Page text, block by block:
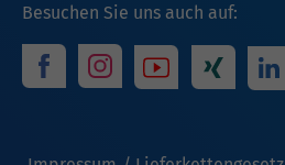
Besuchen Sie uns auch auf: